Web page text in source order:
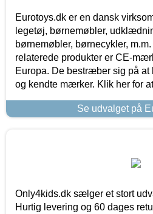
Eurotoys.dk er en dansk
legetøj, børnemøbler,
børnemøbler, børnecykler,
relaterede produkter er CE-
Europa. De bestræber sig på
og kendte mærker. Klik her for
Se udvalget på
Only4kids.dk sælger et stort
Hurtig levering og 60 dages